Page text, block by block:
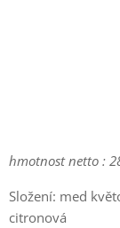
hmotnost netto :
Složení: med
citronová